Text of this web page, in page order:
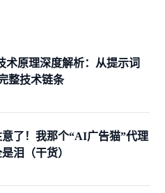
术原理深度解析：从提示词
整技术链条
了！我那个“AI广告猫”代理
泪（干货）